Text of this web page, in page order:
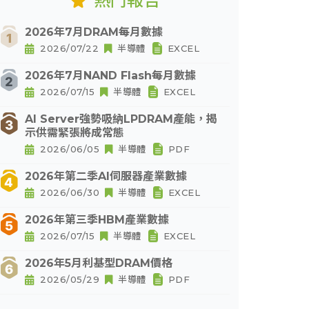
2026年7月DRAM每月數據
2026/07/22 半導體 EXCEL
2026年7月NAND Flash每月數據
2026/07/15 半導體 EXCEL
AI Server強勢吸納LPDRAM產能，揭
示供需緊張將成常態
2026/06/05 半導體 PDF
2026年第二季AI伺服器產業數據
2026/06/30 半導體 EXCEL
2026年第三季HBM產業數據
2026/07/15 半導體 EXCEL
2026年5月利基型DRAM價格
2026/05/29 半導體 PDF